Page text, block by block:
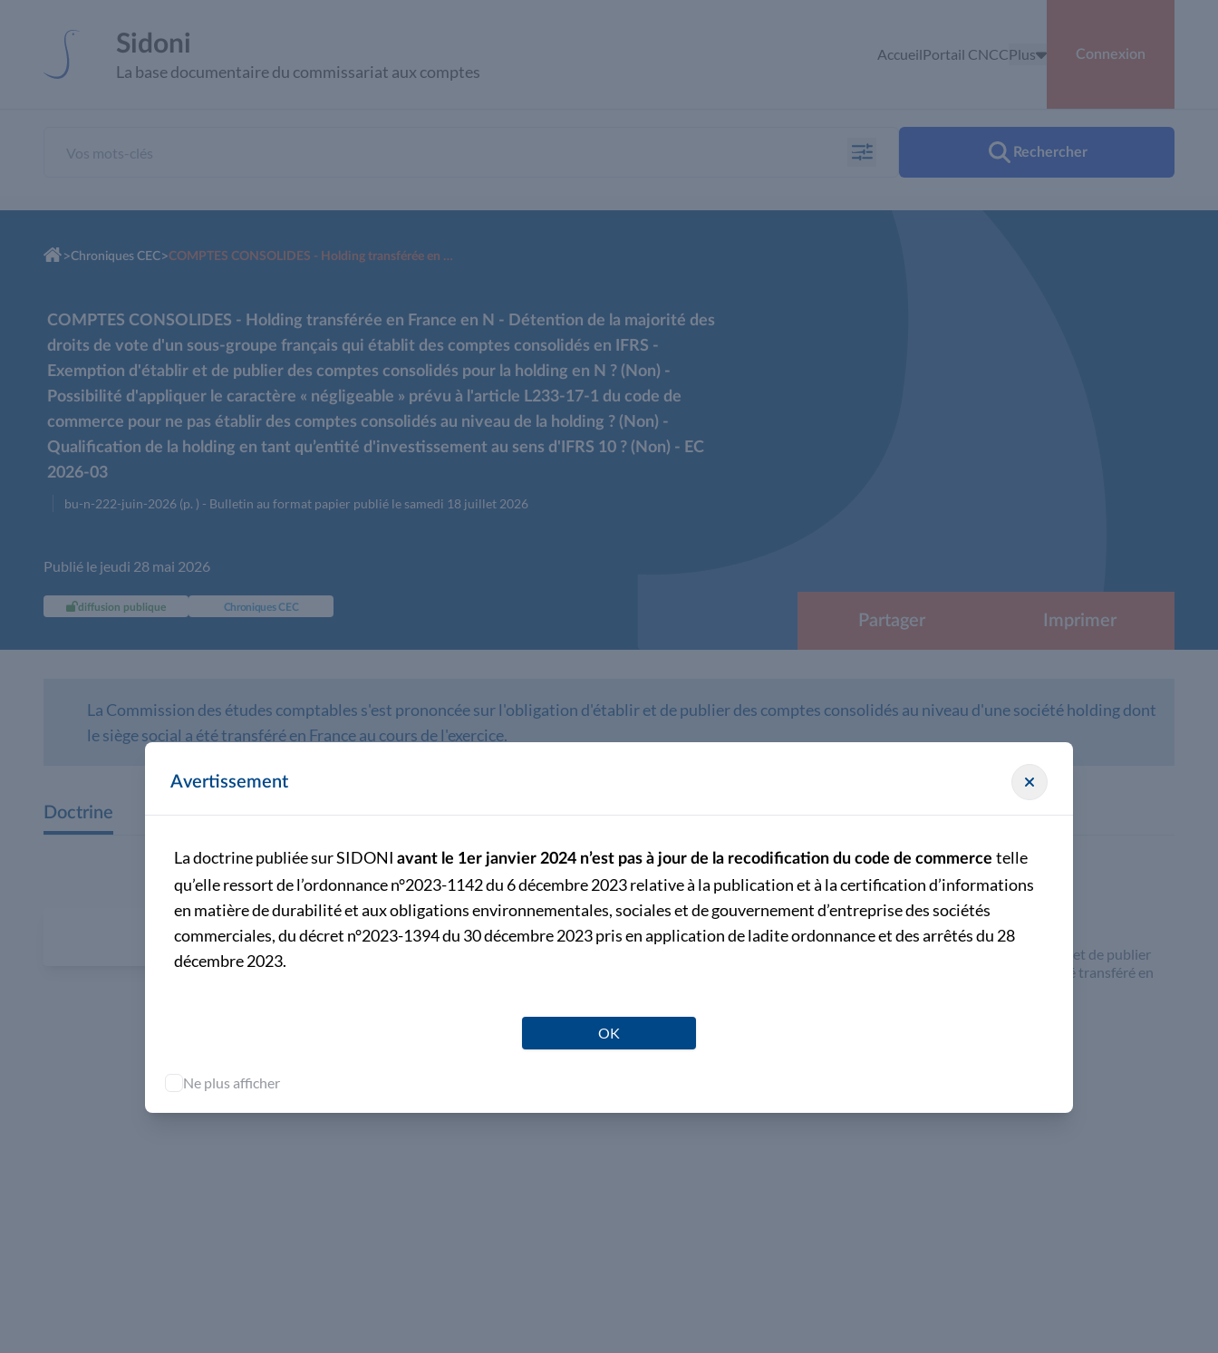
Sidoni
La base documentaire du commissariat aux comptes
AccueilPortail CNCCPlus Connexion
Rechercher
>Chroniques CEC> COMPTES CONSOLIDES - Holding transférée en France en N - Détention de la majorité des droits de vote d'un sous-groupe français qui établit des comptes consolidés en IFRS - Exemption d'établir et de publier des comptes consolidés pour la holding en N ? (Non) - Possibilité d'appliquer le caractère « négligeable » prévu à l'article L233-17-1 du code de commerce pour ne pas établir des comptes consolidés au niveau de la holding ? (Non) - Qualification de la holding en tant qu’entité d'investissement au sens d'IFRS 10 ? (Non) - EC 2026-03
COMPTES CONSOLIDES - Holding transférée en France en N - Détention de la majorité des
droits de vote d'un sous-groupe français qui établit des comptes consolidés en IFRS -
Exemption d'établir et de publier des comptes consolidés pour la holding en N ? (Non) -
Possibilité d'appliquer le caractère « négligeable » prévu à l'article L233-17-1 du code de
commerce pour ne pas établir des comptes consolidés au niveau de la holding ? (Non) -
Qualification de la holding en tant qu’entité d'investissement au sens d'IFRS 10 ? (Non) - EC
2026-03
bu-n-222-juin-2026 (p. ) - Bulletin au format papier publié le samedi 18 juillet 2026
Publié le jeudi 28 mai 2026
diffusion publique Chroniques CEC
Partager Imprimer
La Commission des études comptables s'est prononcée sur l'obligation d'établir et de publier des comptes consolidés au niveau d'une société holding dont
le siège social a été transféré en France au cours de l'exercice.
Doctrine
Chronique EC 2026-03.pdf
La Commission des études comptables s'est prononcée sur l'obligation d'établir et de publier
des comptes consolidés au niveau d'une société holding dont le siège social a été transféré en
Télécharger.pdf
Publié le jeudi 28 mai 2026
Avertissement
La doctrine publiée sur SIDONI avant le 1er janvier 2024 n’est pas à jour de la recodification du code de commerce telle
qu’elle ressort de l’ordonnance n°2023-1142 du 6 décembre 2023 relative à la publication et à la certification d’informations
en matière de durabilité et aux obligations environnementales, sociales et de gouvernement d’entreprise des sociétés
commerciales, du décret n°2023-1394 du 30 décembre 2023 pris en application de ladite ordonnance et des arrêtés du 28
décembre 2023.
OK
Ne plus afficher